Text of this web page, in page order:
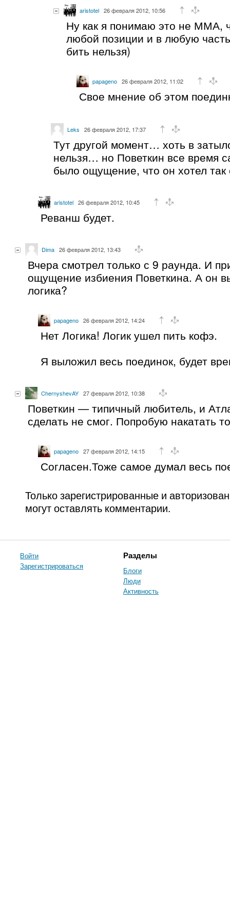
aristotel 26 февраля 2012, 10:56
Ну как я понимаю это не ММА,
любой позиции и в любую
бить нельзя)
papageno 26 февраля 2012, 11:02
Свое мнение об этом
Leks 26 февраля 2012, 17:37
Тут другой момент… хоть в
нельзя… но Поветкин все время
было ощущение, что он хотел
aristotel 26 февраля 2012, 10:45
Реванш будет.
Dima 26 февраля 2012, 13:43
Вчера смотрел только с 9 раунда. И
ощущение избиения Поветкина. А он
логика?
papageno 26 февраля 2012, 14:24
Нет Логика! Логик ушел пить кофэ.
Я выложил весь поединок, будет
ChernyshevAY 27 февраля 2012, 10:38
Поветкин — типичный любитель, и
сделать не смог. Попробую накатать
papageno 27 февраля 2012, 14:15
Согласен.Тоже самое думал весь
Только зарегистрированные и
могут оставлять комментарии.
Войти
Зарегистрироваться
Разделы
Блоги
Люди
Активность